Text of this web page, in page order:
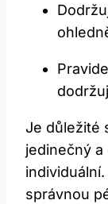
Je důležité
jedinečný⁤
správnou